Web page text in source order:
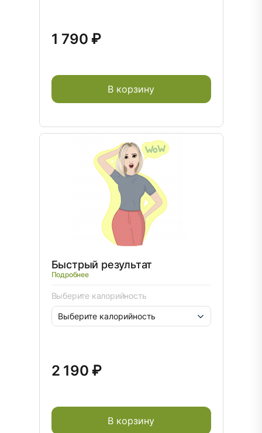
1 790 ₽
В корзину
Быстрый результат
Подробнее
Выберите калорийность
2 190 ₽
В корзину